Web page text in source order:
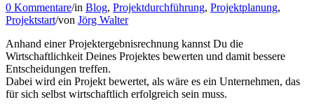
0 Kommentare/in Blog, Projektdurchführung, Projektplanung,
Projektstart/von Jörg Walter
Anhand einer Projektergebnisrechnung kannst Du die
Wirtschaftlichkeit Deines Projektes bewerten und damit bessere
Entscheidungen treffen.
Dabei wird ein Projekt bewertet, als wäre es ein Unternehmen, das
für sich selbst wirtschaftlich erfolgreich sein muss.